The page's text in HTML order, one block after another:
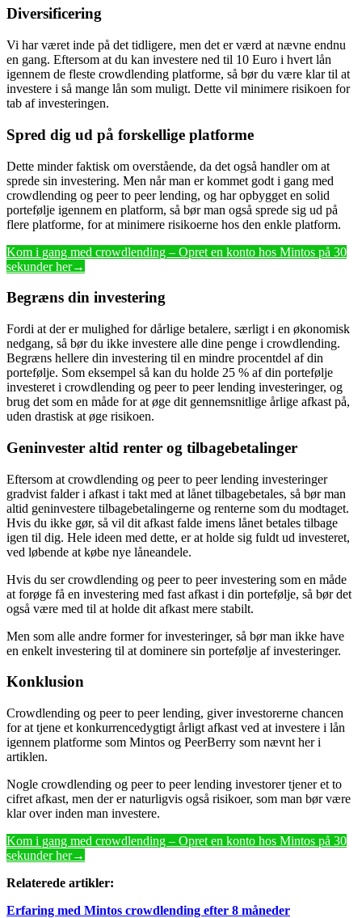
Diversificering
Vi har været inde på det tidligere, men det er værd at nævne endnu
en gang. Eftersom at du kan investere ned til 10 Euro i hvert lån
igennem de fleste crowdlending platforme, så bør du være klar til at
investere i så mange lån som muligt. Dette vil minimere risikoen for
tab af investeringen.
Spred dig ud på forskellige platforme
Dette minder faktisk om overstående, da det også handler om at
sprede sin investering. Men når man er kommet godt i gang med
crowdlending og peer to peer lending, og har opbygget en solid
portefølje igennem en platform, så bør man også sprede sig ud på
flere platforme, for at minimere risikoerne hos den enkle platform.
Kom i gang med crowdlending – Opret en konto hos Mintos på 30
sekunder her→
Begræns din investering
Fordi at der er mulighed for dårlige betalere, særligt i en økonomisk
nedgang, så bør du ikke investere alle dine penge i crowdlending.
Begræns hellere din investering til en mindre procentdel af din
portefølje. Som eksempel så kan du holde 25 % af din portefølje
investeret i crowdlending og peer to peer lending investeringer, og
brug det som en måde for at øge dit gennemsnitlige årlige afkast på,
uden drastisk at øge risikoen.
Geninvester altid renter og tilbagebetalinger
Eftersom at crowdlending og peer to peer lending investeringer
gradvist falder i afkast i takt med at lånet tilbagebetales, så bør man
altid geninvestere tilbagebetalingerne og renterne som du modtaget.
Hvis du ikke gør, så vil dit afkast falde imens lånet betales tilbage
igen til dig. Hele ideen med dette, er at holde sig fuldt ud investeret,
ved løbende at købe nye låneandele.
Hvis du ser crowdlending og peer to peer investering som en måde
at forøge få en investering med fast afkast i din portefølje, så bør det
også være med til at holde dit afkast mere stabilt.
Men som alle andre former for investeringer, så bør man ikke have
en enkelt investering til at dominere sin portefølje af investeringer.
Konklusion
Crowdlending og peer to peer lending, giver investorerne chancen
for at tjene et konkurrencedygtigt årligt afkast ved at investere i lån
igennem platforme som Mintos og PeerBerry som nævnt her i
artiklen.
Nogle crowdlending og peer to peer lending investorer tjener et to
cifret afkast, men der er naturligvis også risikoer, som man bør være
klar over inden man investere.
Kom i gang med crowdlending – Opret en konto hos Mintos på 30
sekunder her→
Relaterede artikler:
Erfaring med Mintos crowdlending efter 8 måneder